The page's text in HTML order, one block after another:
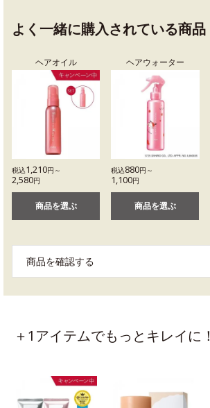
よく一緒に購入されている商品
ヘアオイル
税込1,210円～
2,580円
商品を選ぶ
ヘアウォーター
税込880円～
1,100円
商品を選ぶ
商品を確認する
＋1アイテムでもっとキレイに！